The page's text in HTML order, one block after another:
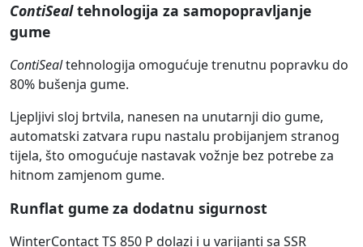
ContiSealtehnologija za samopopravljanje
gume
ContiSealtehnologija omogućuje trenutnu popravku do
80% bušenja gume.
Ljepljivi sloj brtvila, nanesen na unutarnji dio gume,
automatski zatvara rupu nastalu probijanjem stranog
tijela, što omogućuje nastavak vožnje bez potrebe za
hitnom zamjenom gume.
Runflat gume za dodatnu sigurnost
WinterContact TS 850 P dolazi i u varijanti sa SSR